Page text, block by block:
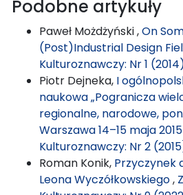
Podobne artykuły
Paweł Możdżyński ,On
(Post)Industrial Design
Kulturoznawczy: Nr 1
Piotr Dejneka, I
naukowa „Pogranicza
regionalne, narodowe,
Warszawa 14–15 maja
Kulturoznawczy: Nr 2
Roman Konik, Przyczynek
Leona Wyczółkowskiego,